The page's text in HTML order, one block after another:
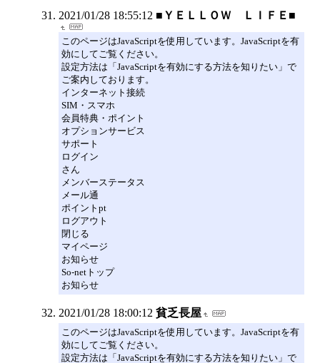
2021/01/28 18:55:12 ■ＹＥＬＬＯＷ ＬＩＦＥ■
このページはJavaScriptを使用しています。JavaScriptを有
効にしてご覧ください。
設定方法は「JavaScriptを有効にする方法を知りたい」で
ご案内しております。
インターネット接続
SIM・スマホ
会員特典・ポイント
オプションサービス
サポート
ログイン
さん
メンバーステータス
メール通
ポイントpt
ログアウト
閉じる
マイページ
お知らせ
So-netトップ
お知らせ
2021/01/28 18:00:12 貧乏長屋
このページはJavaScriptを使用しています。JavaScriptを有
効にしてご覧ください。
設定方法は「JavaScriptを有効にする方法を知りたい」で